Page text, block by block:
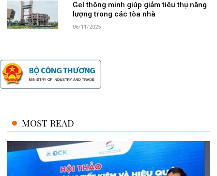
Gel thông minh giúp giảm tiêu thụ năng
lượng trong các tòa nhà
06/11/2025
MOST READ